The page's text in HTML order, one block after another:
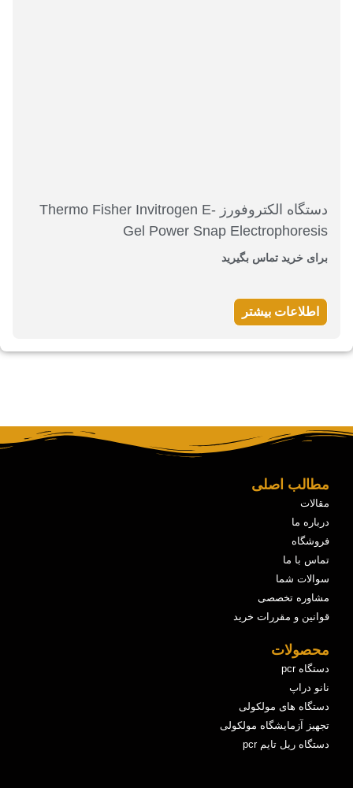
دستگاه الکتروفورز Thermo Fisher Invitrogen E-
Gel Power Snap Electrophoresis
برای خرید تماس بگیرید
اطلاعات بیشتر
مطالب اصلی
مقالات
درباره ما
فروشگاه
تماس با ما
سوالات شما
مشاوره تخصصی
قوانین و مقررات خرید
محصولات
دستگاه pcr
نانو دراپ
دستگاه های مولکولی
تجهیز آزمایشگاه مولکولی
دستگاه ریل تایم pcr